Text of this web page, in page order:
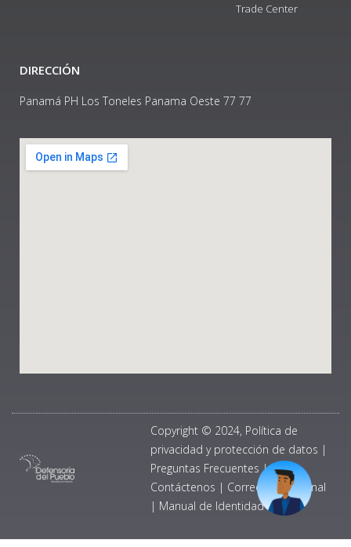
Trade Center
DIRECCIÓN
Panamá PH Los Toneles Panama Oeste 77 77
Copyright © 2024, Política de
privacidad y protección de datos |
Preguntas Frecuentes |
Contáctenos | Correo Institucional
| Manual de Identidad Visual